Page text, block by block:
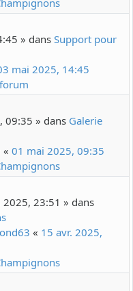
» dans Support pour
mai 2025, 14:45
09:35 » dans Galerie
« 01 mai 2025, 09:35
2025, 23:51 » dans
« 15 avr. 2025,